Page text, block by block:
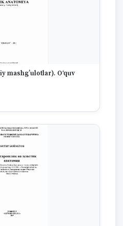
mashg’ulotlar). O‘quv